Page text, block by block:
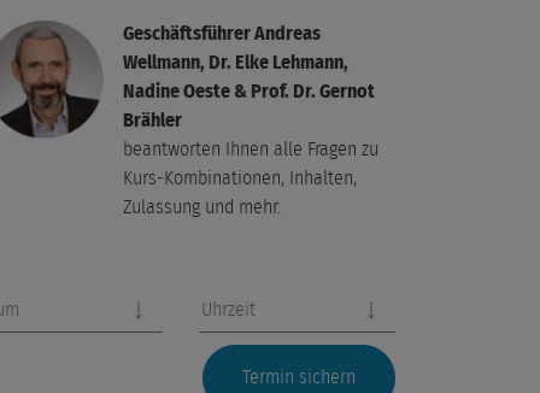
Geschäftsführer Andreas
Wellmann, Dr. Elke Lehmann,
Nadine Oeste & Prof. Dr. Gernot
Brähler
beantworten Ihnen alle Fragen zu
Kurs-Kombinationen, Inhalten,
Zulassung und mehr.
Uhrzeit
Termin sichern